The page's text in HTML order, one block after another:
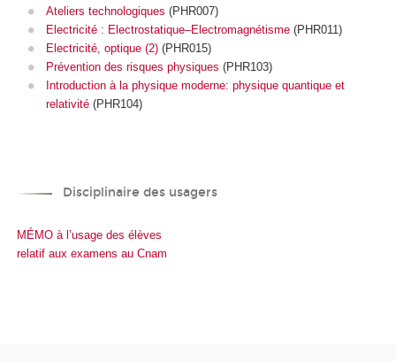
Ateliers technologiques (PHR007)
Electricité : Electrostatique–Electromagnétisme(PHR011)
Electricité, optique (2) (PHR015)
Prévention des risques physiques (PHR103)
Introduction à la physique moderne: physique quantique et
relativité (PHR104)
Disciplinaire des usagers
M É MO à l’usage des élèves
relatif aux examens au Cnam